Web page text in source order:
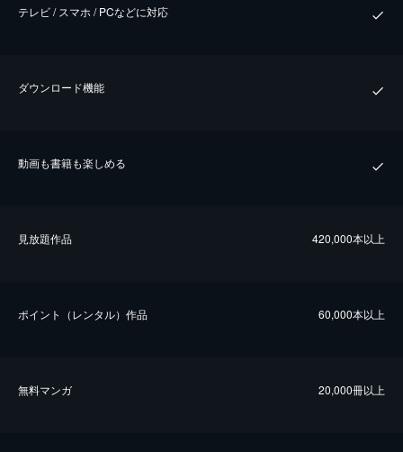
テレビ / スマホ / PCなどに対応
ダウンロード機能
動画も書籍も楽しめる
⾒放題作品 420,000本以上
ポイント（レンタル）作品 60,000本以上
無料マンガ 20,000冊以上